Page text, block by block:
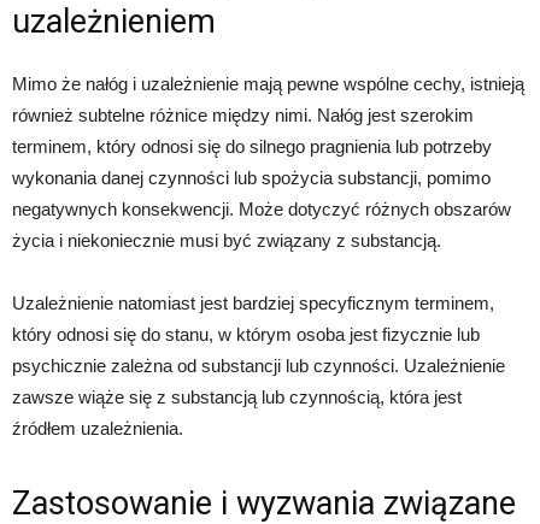
uzależnieniem
Mimo że nałóg i uzależnienie mają pewne wspólne cechy, istnieją
również subtelne różnice między nimi. Nałóg jest szerokim
terminem, który odnosi się do silnego pragnienia lub potrzeby
wykonania danej czynności lub spożycia substancji, pomimo
negatywnych konsekwencji. Może dotyczyć różnych obszarów
życia i niekoniecznie musi być związany z substancją.
Uzależnienie natomiast jest bardziej specyficznym terminem,
który odnosi się do stanu, w którym osoba jest fizycznie lub
psychicznie zależna od substancji lub czynności. Uzależnienie
zawsze wiąże się z substancją lub czynnością, która jest
źródłem uzależnienia.
Zastosowanie i wyzwania związane